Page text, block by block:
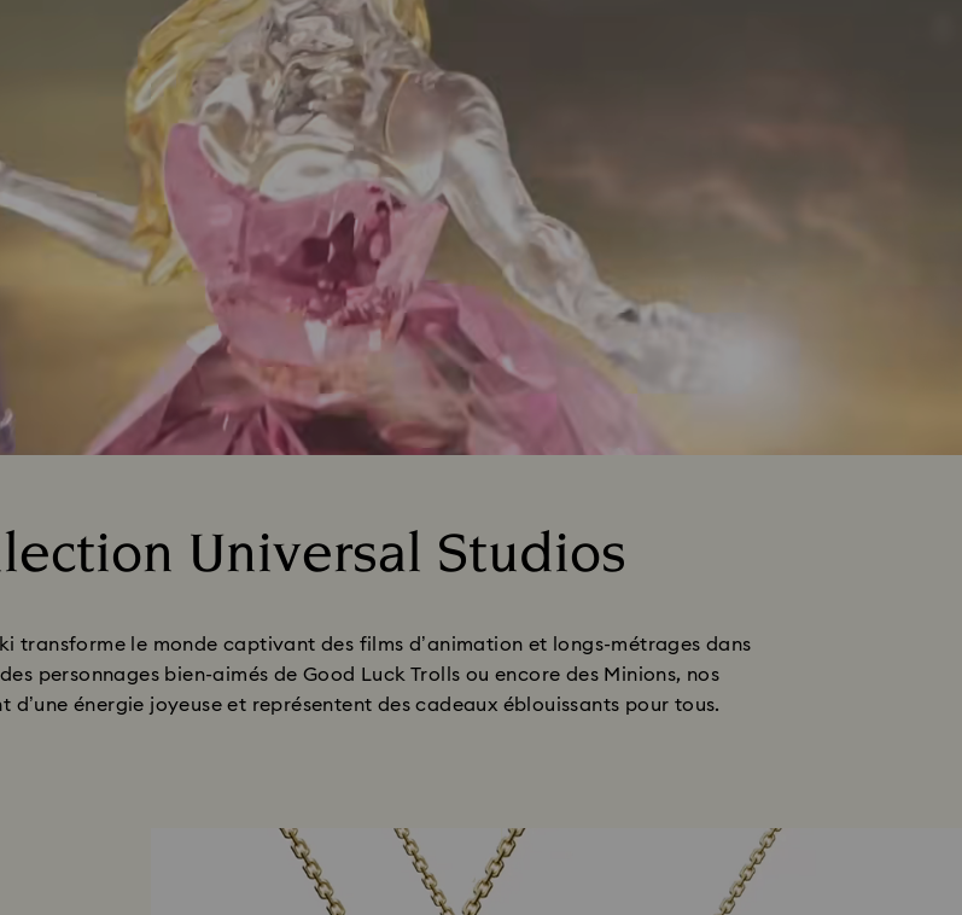
Universal Studios
transforme le monde captivant des films d’animation et longs-métrages dans
personnages bien-aimés de Good Luck Trolls ou encore des Minions, nos
énergie joyeuse et représentent des cadeaux éblouissants pour tous.